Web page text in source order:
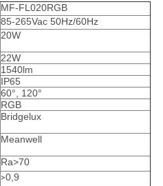
MF-FL020RGB
85-265Vac 50Hz/60Hz
20W
22W
1540lm
IP65
60°, 120°
RGB
Bridgelux
Meanwell
Ra>70
>0,9